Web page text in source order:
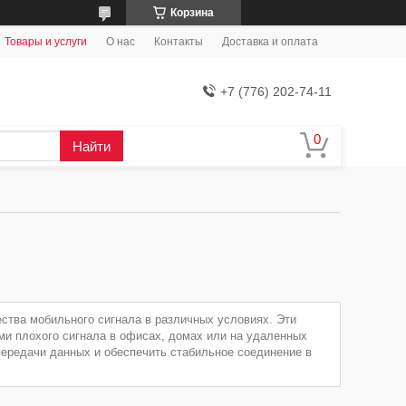
Корзина
Товары и услуги О нас Контакты Доставка и оплата
+7 (776) 202-74-11
Найти
мобильного сигнала в различных условиях. Эти
плохого сигнала в офисах, домах или на удаленных
данных и обеспечить стабильное соединение в